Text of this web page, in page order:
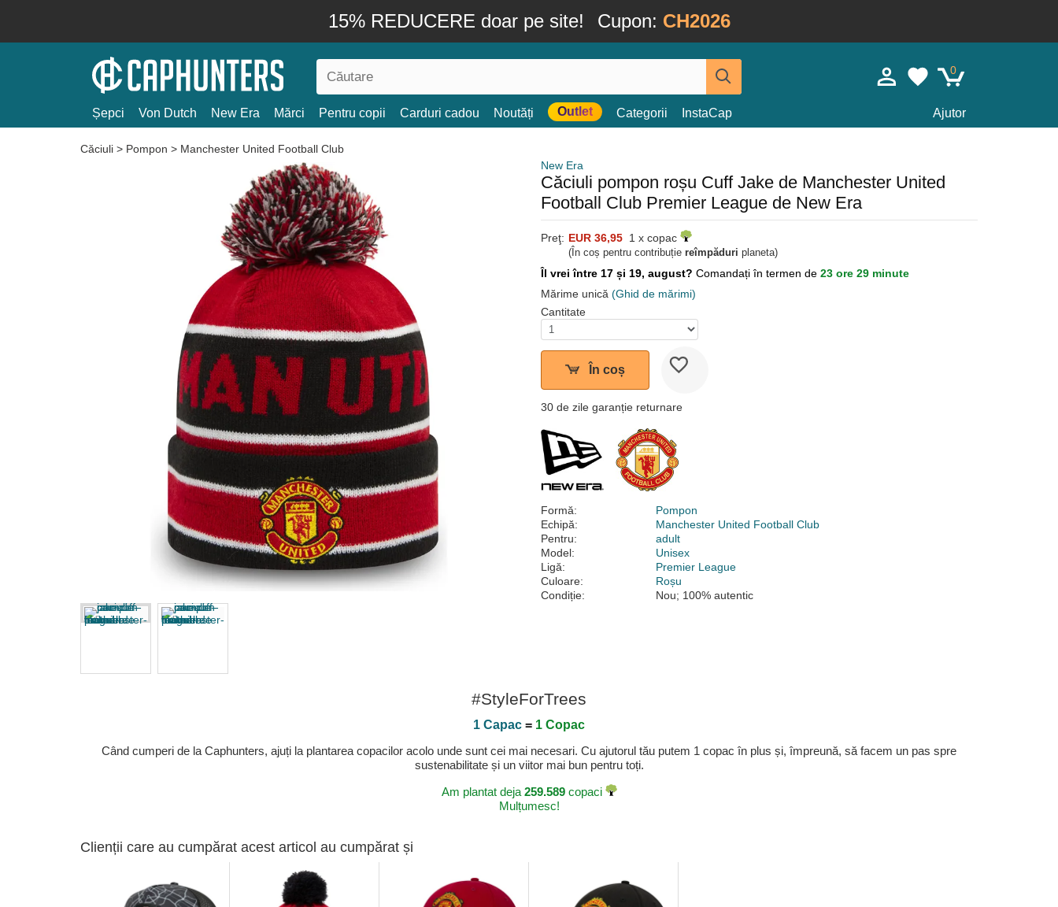
15% REDUCERE doar pe site! Cupon: CH2026
0
Șepci Von Dutch New Era Mărci Pentru copii Carduri cadou Noutăți Outlet Categorii InstaCap Ajutor
Căciuli > Pompon > Manchester United Football Club
New Era
Căciuli pompon roșu Cuff Jake de Manchester United
Football Club Premier League de New Era
Preţ: EUR 36,95 1 x copac
(În coș pentru contribuție reîmpăduri planeta)
Îl vrei între 17 și 19, august? Comandați în termen de 23 ore 29 minute
Mărime unică (Ghid de mărimi)
Cantitate
În coș
30 de zile garanție returnare
Formă:
Pompon
Echipă:
Manchester United Football Club
Pentru:
adult
Model:
Unisex
Ligă:
Premier League
Culoare:
Roșu
Condiție:
Nou; 100% autentic
#StyleForTrees
1 Capac = 1 Copac
Când cumperi de la Caphunters, ajuți la plantarea copacilor acolo unde sunt cei mai necesari. Cu ajutorul tău putem 1 copac în plus și, împreună, să facem un pas spre
sustenabilitate și un viitor mai bun pentru toți.
Am plantat deja 259.589copaci
Mulțumesc!
Clienții care au cumpărat acest articol au cumpărat și